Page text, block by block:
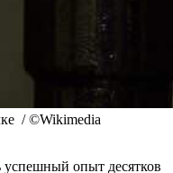
/ ©Wikimedia
успешный опыт десятков